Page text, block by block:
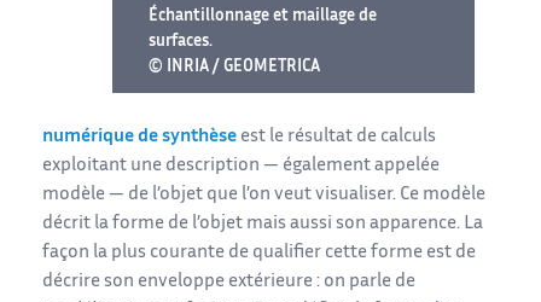
Échantillonnage et maillage de
surfaces.
© INRIA / GEOMETRICA
numérique de synthèse est le résultat de calculs
exploitant une description — également appelée
modèle — de l’objet que l’on veut visualiser. Ce modèle
décrit la forme de l’objet mais aussi son apparence. La
façon la plus courante de qualifier cette forme est de
décrire son enveloppe extérieure : on parle de